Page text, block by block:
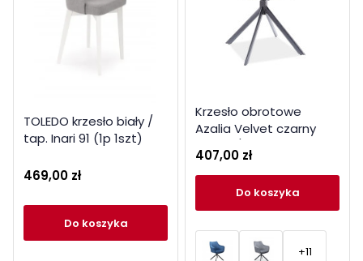
TOLEDO krzesło biały /
tap. Inari 91 (1p 1szt)
469,00 zł
do koszyka
Krzesło obrotowe
Azalia Velvet czarny
407,00 zł
do koszyka
+11